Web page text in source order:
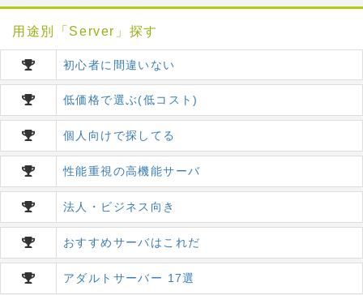
用途別「Server」探す
初心者に間違いない
低価格で選ぶ(低コスト)
個人向けで探してる
性能重視の高機能サーバ
法人・ビジネス向き
おすすめサーバはこれだ
アダルトサーバー 17選